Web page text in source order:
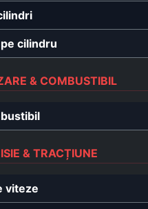
cilindru
& COMBUSTIBIL
& TRACȚIUNE
viteze